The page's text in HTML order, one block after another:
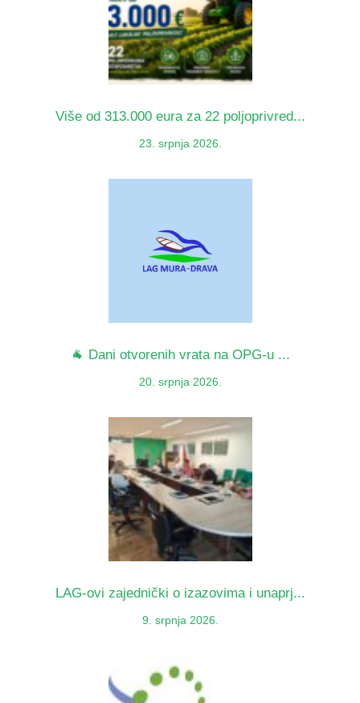
Više od 313.000 eura za 22 poljoprivred...
23. srpnja 2026.
🐐 Dani otvorenih vrata na OPG-u ...
20. srpnja 2026.
LAG-ovi zajednički o izazovima i unaprj...
9. srpnja 2026.